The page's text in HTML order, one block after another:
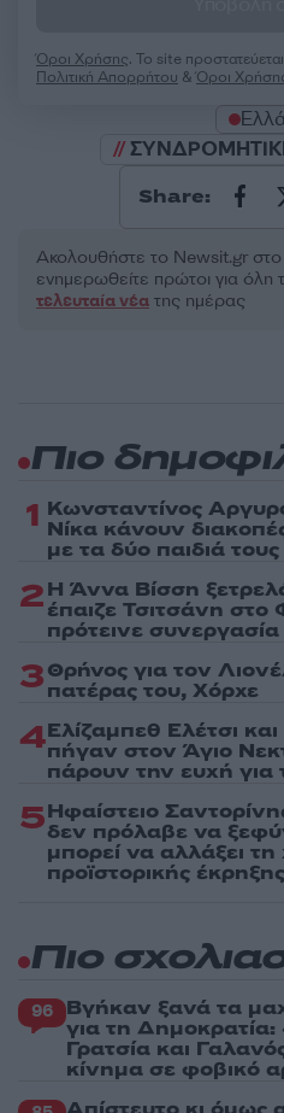
Όροι Χρήσης. Το site
Πολιτική Απορρήτου &Όροι
Share:
Ακολουθήστε το Νewsit.gr στο
ενημερωθείτε πρώτοι για όλη
τελευταία νέα της ημέρας
Πιο
1 Κωνσταντίνος
Νίκα κάνουν
με τα δύο παιδιά τους
2Η Άννα Βίσση
έπαιζε Τσιτσάνη στο
πρότεινε συνεργασία
3Θρήνος για τον
πατέρας του, Χόρχε
4Ελίζαμπεθ Ελέτσι
πήγαν στον Άγιο
πάρουν την ευχή για
5Ηφαίστειο
δεν πρόλαβε να
μπορεί να αλλάξει
προϊστορικής έκρηξης
Πιο
96 Βγήκαν ξανά τα
για τη
Γρατσία και
κίνημα σε φοβικό